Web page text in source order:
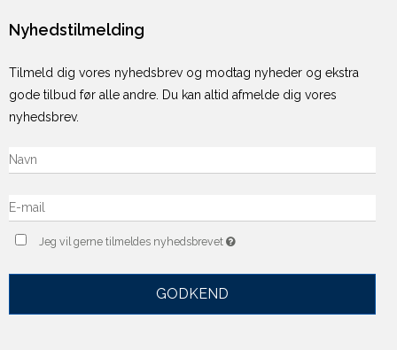
Nyhedstilmelding
Tilmeld dig vores nyhedsbrev og modtag nyheder og ekstra
gode tilbud før alle andre. Du kan altid afmelde dig vores
nyhedsbrev.
Jeg vil gerne tilmeldes nyhedsbrevet
GODKEND